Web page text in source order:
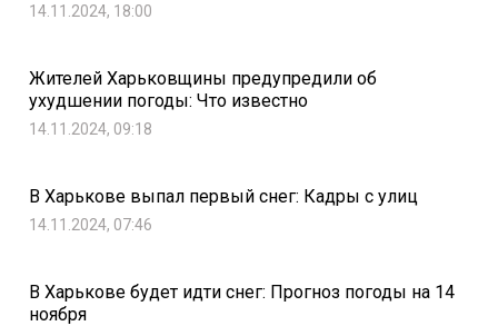
14.11.2024, 18:00
Жителей Харьковщины предупредили об
ухудшении погоды: Что известно
14.11.2024, 09:18
В Харькове выпал первый снег: Кадры с улиц
14.11.2024, 07:46
В Харькове будет идти снег: Прогноз погоды на 14
ноября